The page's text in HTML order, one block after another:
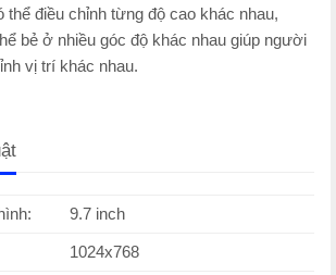
thể điều chỉnh từng độ cao khác nhau,
bẻ ở nhiều góc độ khác nhau giúp người
vị trí khác nhau.
9.7 inch
1024x768